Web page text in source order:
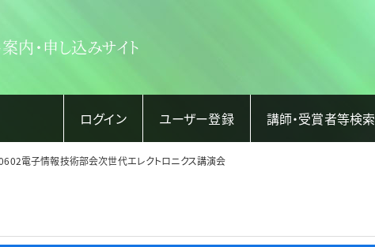
内・申し込みサイト
ログイン ユーザー登録 講師・受賞者等検索
電子情報技術部会次世代エレクトロニクス講演会